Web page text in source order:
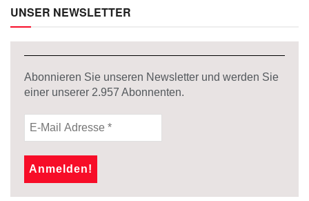
UNSER NEWSLETTER
Abonnieren Sie unseren Newsletter und werden Sie
einer unserer 2.957 Abonnenten.